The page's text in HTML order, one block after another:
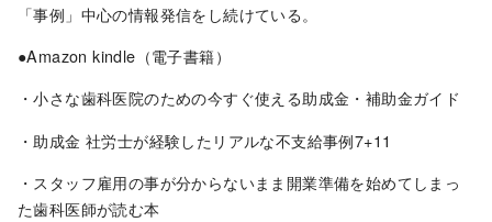
「事例」中心の情報発信をし続けている。
●Amazon kindle（電子書籍）
・小さな歯科医院のための今すぐ使える助成金・補助金ガイド
・助成金 社労士が経験したリアルな不支給事例7+11
・スタッフ雇用の事が分からないまま開業準備を始めてしまっ
た歯科医師が読む本